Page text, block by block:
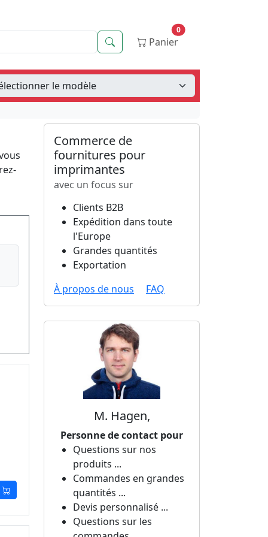
RecherchePanier
0
Commerce de
fournitures pour
imprimantes
avec un focus sur
Clients B2B
Expédition dans toute
l'Europe
Grandes quantités
Exportation
À propos de nous
FAQ
M. Hagen,
Personne de contact pour
Questions sur nos
produits ...
Commandes en grandes
quantités ...
Devis personnalisé ...
Questions sur les